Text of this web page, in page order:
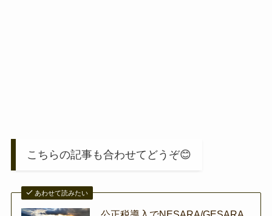
こちらの記事も合わせてどうぞ😊
あわせて読みたい